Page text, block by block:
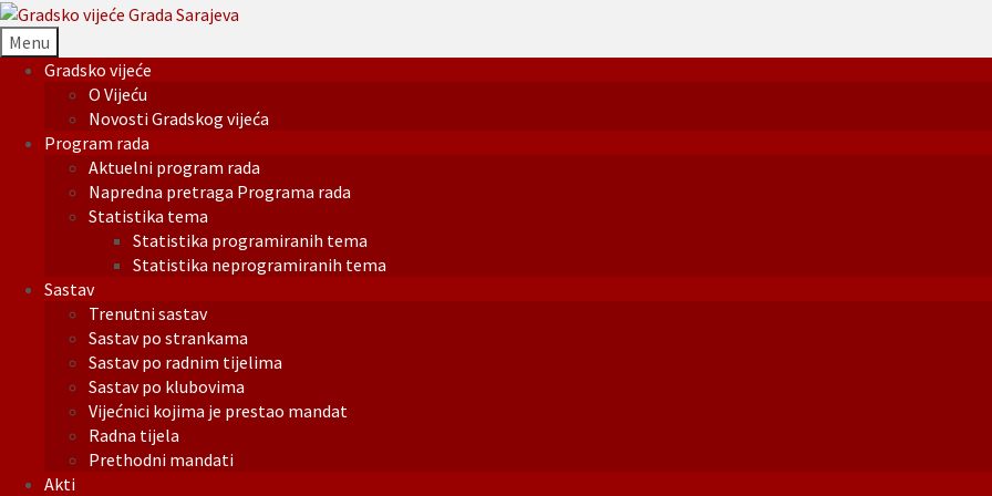
Menu
Gradsko vijeće
O Vijeću
Novosti Gradskog vijeća
Program rada
Aktuelni program rada
Napredna pretraga Programa rada
Statistika tema
Statistika programiranih tema
Statistika neprogramiranih tema
Sastav
Trenutni sastav
Sastav po strankama
Sastav po radnim tijelima
Sastav po klubovima
Vijećnici kojima je prestao mandat
Radna tijela
Prethodni mandati
Akti